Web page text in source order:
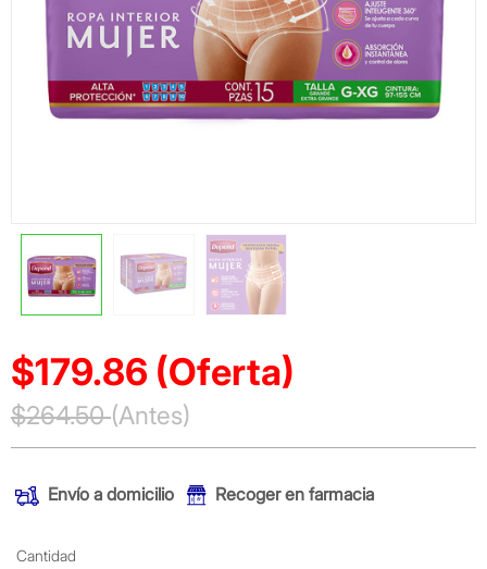
$179.86 (Oferta)
Precio reducido de
$264.50(Antes)
Envío a domicilio Recoger en farmacia
Cantidad